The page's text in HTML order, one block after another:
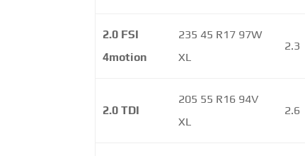
2.0 FSI
4motion
235 45 R17 97W
XL
2.3
2.0 TDI
205 55 R16 94V
XL
2.6